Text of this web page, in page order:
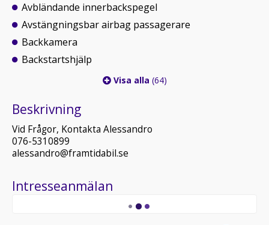
Avbländande innerbackspegel
Avstängningsbar airbag passagerare
Backkamera
Backstartshjälp
Visa alla (64)
Beskrivning
Vid Frågor, Kontakta Alessandro
076-5310899
alessandro@framtidabil.se
Intresseanmälan